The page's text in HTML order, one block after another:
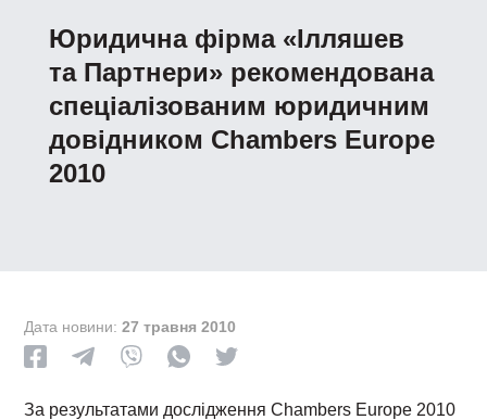
Юридична фірма «Ілляшев
та Партнери» рекомендована
спеціалізованим юридичним
довідником Chambers Europe
2010
Дата новини:27 травня 2010
За результатами дослідження Chambers Europe 2010